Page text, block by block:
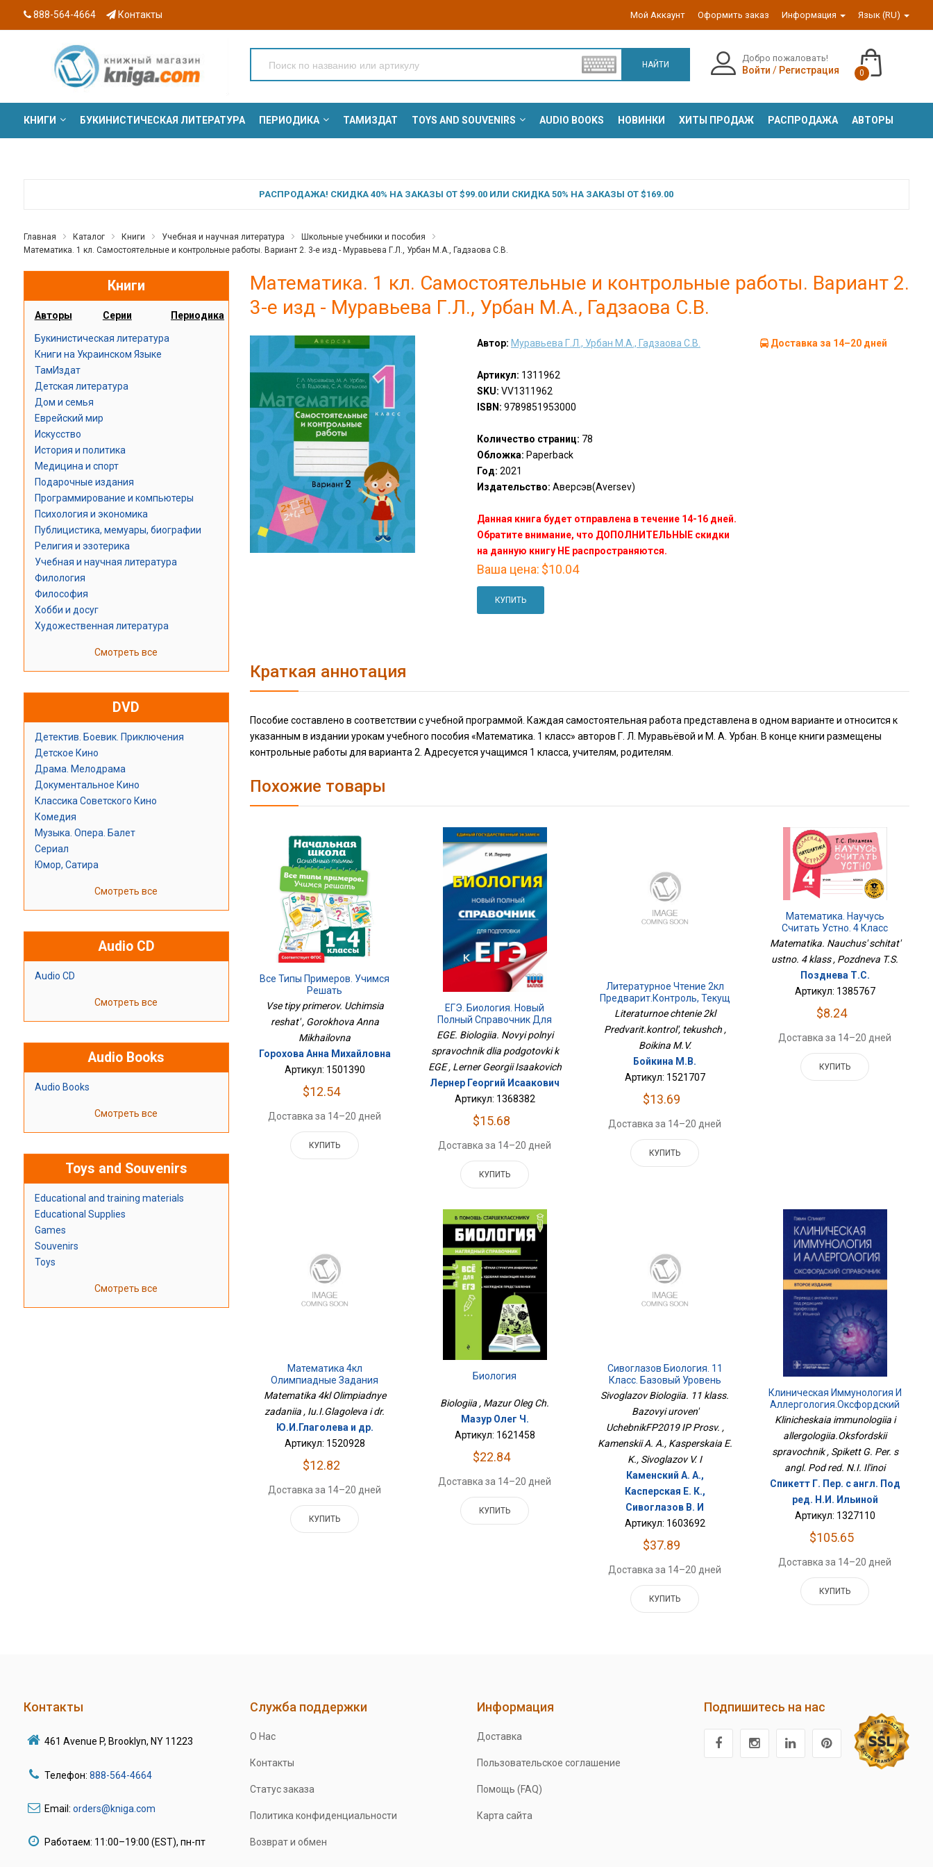
888-564-4664 Контакты Мой Аккаунт Оформить заказ Информация Язык (RU)
НАЙТИ
Добро пожаловать!
Войти / Регистрация 0
КНИГИ БУКИНИСТИЧЕСКАЯ ЛИТЕРАТУРА ПЕРИОДИКА ТАМИЗДАТ TOYS AND SOUVENIRS AUDIO BOOKS НОВИНКИ ХИТЫ ПРОДАЖ РАСПРОДАЖА АВТОРЫ
РАСПРОДАЖА! СКИДКА 40% НА ЗАКАЗЫ ОТ $99.00 ИЛИ СКИДКА 50% НА ЗАКАЗЫ ОТ $169.00
Главная Каталог Книги Учебная и научная литература
Школьные учебники и пособия
Математика. 1 кл. Самостоятельные и контрольные работы. Вариант 2. 3-е изд - Муравьева Г.Л., Урбан М.А., Гадзаова С.В.
Книги
Авторы Серии Периодика
Букинистическая литература
Книги на Украинском Языке
ТамИздат
Детская литература
Дом и семья
Еврейский мир
Искусство
История и политика
Медицина и спорт
Подарочные издания
Программирование и компьютеры
Психология и экономика
Публицистика, мемуары, биографии
Религия и эзотерика
Учебная и научная литература
Филология
Философия
Хобби и досуг
Художественная литература
Смотреть все
DVD
Детектив. Боевик. Приключения
Детское Кино
Драма. Мелодрама
Документальное Кино
Классика Советского Кино
Комедия
Музыка. Опера. Балет
Сериал
Юмор, Сатира
Смотреть все
Audio CD
Audio CD
Смотреть все
Audio Books
Audio Books
Смотреть все
Toys and Souvenirs
Educational and training materials
Educational Supplies
Games
Souvenirs
Toys
Смотреть все
Математика. 1 кл. Самостоятельные и контрольные работы. Вариант 2.
3-е изд - Муравьева Г.Л., Урбан М.А., Гадзаова С.В.
Автор: Муравьева Г.Л., Урбан М.А., Гадзаова С.В.
Артикул: 1311962
SKU: VV1311962
ISBN: 9789851953000
Количество страниц: 78
Обложка: Paperback
Год: 2021
Издательство: Аверсэв(Aversev)
Данная книга будет отправлена в течение 14-16 дней.
Обратите внимание, что ДОПОЛНИТЕЛЬНЫЕ скидки
на данную книгу НЕ распространяются.
Ваша цена: $10.04
КУПИТЬ
Доставка за 14–20 дней
Краткая аннотация
Пособие составлено в соответствии с учебной программой. Каждая самостоятельная работа представлена в одном варианте и относится к
указанным в издании урокам учебного пособия «Математика. 1 класс» авторов Г. Л. Муравьёвой и М. А. Урбан. В конце книги размещены
контрольные работы для варианта 2. Адресуется учащимся 1 класса, учителям, родителям.
Похожие товары
Все Типы Примеров. Учимся
Решать
Vse tipy primerov. Uchimsia
reshat' , Gorokhova Anna
Mikhailovna
Горохова Анна Михайловна
Артикул: 1501390
$12.54
Доставка за 14–20 дней
КУПИТЬ
ЕГЭ. Биология. Новый
Полный Справочник Для
Подготовки К ЕГЭ
EGE. Biologiia. Novyi polnyi
spravochnik dlia podgotovki k
EGE , Lerner Georgii Isaakovich
Лернер Георгий Исаакович
Артикул: 1368382
$15.68
Доставка за 14–20 дней
КУПИТЬ
Литературное Чтение 2кл
Предварит.контроль, Текущ
Literaturnoe chtenie 2kl
Predvarit.kontrol', tekushch ,
Boikina M.V.
Бойкина М.В.
Артикул: 1521707
$13.69
Доставка за 14–20 дней
КУПИТЬ
Математика. Научусь
Считать Устно. 4 Класс
Matematika. Nauchus' schitat'
ustno. 4 klass , Pozdneva T.S.
Позднева Т.С.
Артикул: 1385767
$8.24
Доставка за 14–20 дней
КУПИТЬ
Математика 4кл
Олимпиадные Задания
Matematika 4kl Olimpiadnye
zadaniia , Iu.I.Glagoleva i dr.
Ю.И.Глаголева и др.
Артикул: 1520928
$12.82
Доставка за 14–20 дней
КУПИТЬ
Биология
Biologiia , Mazur Oleg Ch.
Мазур Олег Ч.
Артикул: 1621458
$22.84
Доставка за 14–20 дней
КУПИТЬ
Сивоглазов Биология. 11
Класс. Базовый Уровень
УчебникФП2019 ИП Просв.
Sivoglazov Biologiia. 11 klass.
Bazovyi uroven'
UchebnikFP2019 IP Prosv. ,
Kamenskii A. A., Kasperskaia E.
K., Sivoglazov V. I
Каменский А. А.,
Касперская Е. К.,
Сивоглазов В. И
Артикул: 1603692
$37.89
Доставка за 14–20 дней
КУПИТЬ
Клиническая Иммунология И
Аллергология.Оксфордский
Справочник
Klinicheskaia immunologiia i
allergologiia.Oksfordskii
spravochnik , Spikett G. Per. s
angl. Pod red. N.I. Il'inoi
Спикетт Г. Пер. с англ. Под
ред. Н.И. Ильиной
Артикул: 1327110
$105.65
Доставка за 14–20 дней
КУПИТЬ
Контакты
461 Avenue P, Brooklyn, NY 11223
Телефон: 888-564-4664
Email: orders@kniga.com
Работаем: 11:00–19:00 (EST), пн-пт
Служба поддержки
О Нас
Контакты
Статус заказа
Политика конфиденциальности
Возврат и обмен
Информация
Доставка
Пользовательское соглашение
Помощь (FAQ)
Карта сайта
Подпишитесь на нас